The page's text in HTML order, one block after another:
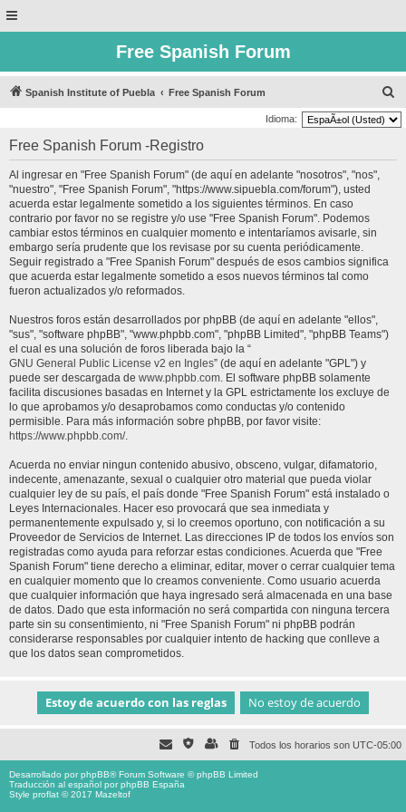
Free Spanish Forum
Spanish Institute of Puebla Free Spanish Forum
u
Idioma:
Free Spanish Forum -Registro
Al ingresar en "Free Spanish Forum" (de aquí en adelante "nosotros", "nos",
"nuestro", "Free Spanish Forum", "https://www.sipuebla.com/forum"), usted
acuerda estar legalmente sometido a los siguientes términos. En caso
contrario por favor no se registre y/o use "Free Spanish Forum". Podemos
cambiar estos términos en cualquier momento e intentaríamos avisarle, sin
embargo sería prudente que los revisase por su cuenta periódicamente.
Seguir registrado a "Free Spanish Forum" después de esos cambios significa
que acuerda estar legalmente sometido a esos nuevos términos tal como
fueron actualizados y/o reformados.
Nuestros foros están desarrollados por phpBB (de aquí en adelante "ellos",
"sus", "software phpBB", "www.phpbb.com", "phpBB Limited", "phpBB Teams")
el cual es una solución de foros liberada bajo la “
GNU General Public License v2 en Ingles” (de aquí en adelante "GPL") y
puede ser descargada de www.phpbb.com. El software phpBB solamente
facilita discusiones basadas en Internet y la GPL estrictamente los excluye de
lo que aprobamos y/o desaprobamos como conductas y/o contenido
permisible. Para más información sobre phpBB, por favor visite:
https://www.phpbb.com/.
Acuerda no enviar ningun contenido abusivo, obsceno, vulgar, difamatorio,
indecente, amenazante, sexual o cualquier otro material que pueda violar
cualquier ley de su país, el país donde "Free Spanish Forum" está instalado o
Leyes Internacionales. Hacer eso provocará que sea inmediata y
permanentemente expulsado y, si lo creemos oportuno, con notificación a su
Proveedor de Servicios de Internet. Las direcciones IP de todos los envíos son
registradas como ayuda para reforzar estas condiciones. Acuerda que "Free
Spanish Forum" tiene derecho a eliminar, editar, mover o cerrar cualquier tema
en cualquier momento que lo creamos conveniente. Como usuario acuerda
que cualquier información que haya ingresado será almacenada en una base
de datos. Dado que esta información no será compartida con ninguna tercera
parte sin su consentimiento, ni "Free Spanish Forum" ni phpBB podrán
considerarse responsables por cualquier intento de hacking que conlleve a
que los datos sean comprometidos.
Todos los horarios son UTC-05:00
Desarrollado porphpBB® Forum Software © phpBB Limited
Traducción al español porphpBB España
Style proflat © 2017 Mazeltof